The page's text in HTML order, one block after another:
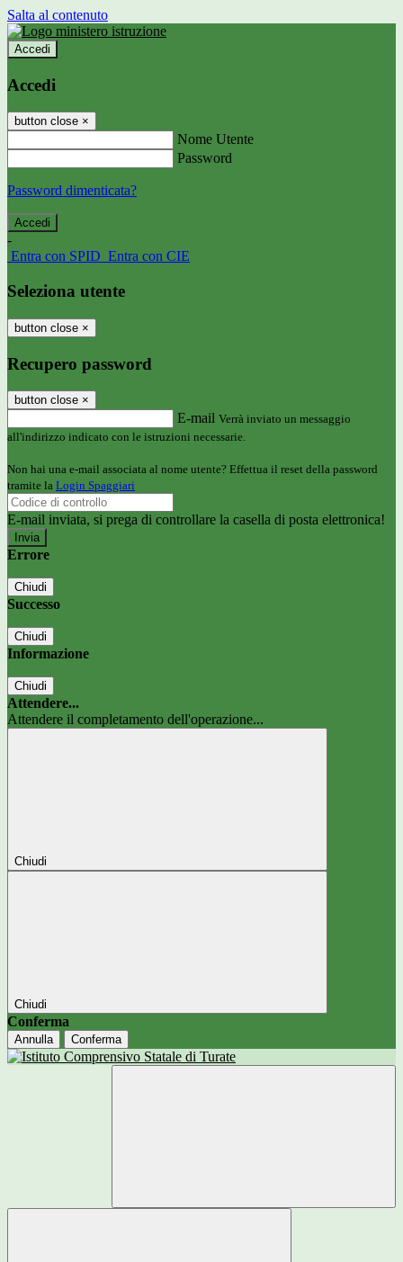
Salta al contenuto
Accedi
Accedi
button close ×
Nome Utente
Password
Password dimenticata?
-
Entra con SPID Entra con CIE
Seleziona utente
button close ×
Recupero password
button close ×
E-mail Verrà inviato un messaggio
all'indirizzo indicato con le istruzioni necessarie.
Non hai una e-mail associata al nome utente? Effettua il reset della password
tramite la Login Spaggiari
E-mail inviata, si prega di controllare la casella di posta elettronica!
Errore
Chiudi
Successo
Chiudi
Informazione
Chiudi
Attendere...
Attendere il completamento dell'operazione...
Chiudi
Chiudi
Conferma
Annulla Conferma